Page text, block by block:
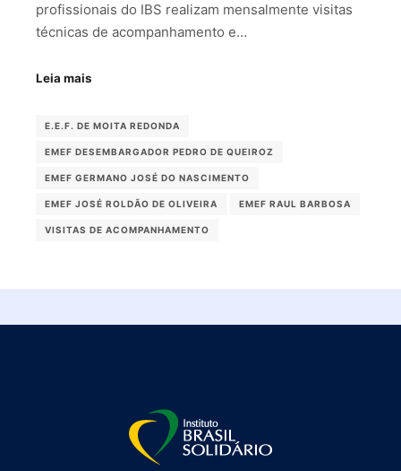
profissionais do IBS realizam mensalmente visitas
técnicas de acompanhamento e…
Leia mais
E.E.F. DE MOITA REDONDA
EMEF DESEMBARGADOR PEDRO DE QUEIROZ
EMEF GERMANO JOSÉ DO NASCIMENTO
EMEF JOSÉ ROLDÃO DE OLIVEIRA EMEF RAUL BARBOSA
VISITAS DE ACOMPANHAMENTO